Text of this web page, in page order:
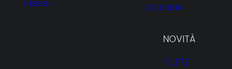
ENGLISH COLLEZIONI
NOVITÀ
TUTTE